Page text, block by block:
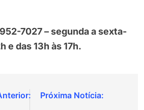
7027–segunda a sexta-
e das 13h às 17h.